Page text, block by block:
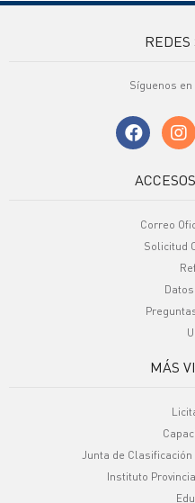
REDES
Síguenos
Correo
Solicitud
MÁS
Junta de Clasificación
Instituto